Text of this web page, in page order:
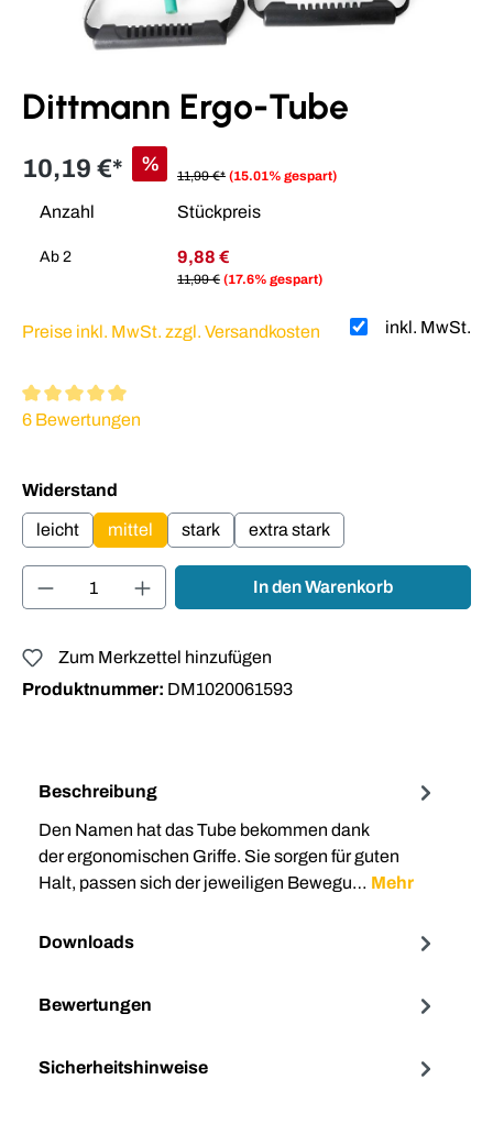
Dittmann Ergo-Tube
10,19 €* %
11,99 €* (15.01% gespart)
Anzahl Stückpreis
Ab 2 9,88 €
11,99 € (17.6% gespart)
inkl. MwSt.
Preise inkl. MwSt. zzgl. Versandkosten
Durchschnittliche Bewertung von 5 von 5 Sternen
6 Bewertungen
Widerstand
leicht mittel stark extra stark
Produkt Anzahl: Gib den gewünschten
In den Warenkorb
Zum Merkzettel hinzufügen
Produktnummer: DM1020061593
Beschreibung
Den Namen hat das Tube bekommen dank
der ergonomischen Griffe. Sie sorgen für guten
Halt, passen sich der jeweiligen Bewegu… Mehr
Downloads
Bewertungen
Sicherheitshinweise